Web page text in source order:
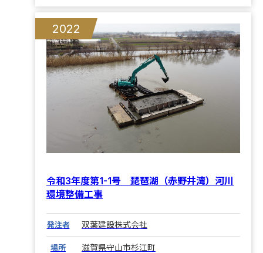
2022
令和3年度第1-1号 琵琶湖（赤野井湾）河川
環境整備工事
発注者 双葉建設株式会社
場所 滋賀県守山市杉江町